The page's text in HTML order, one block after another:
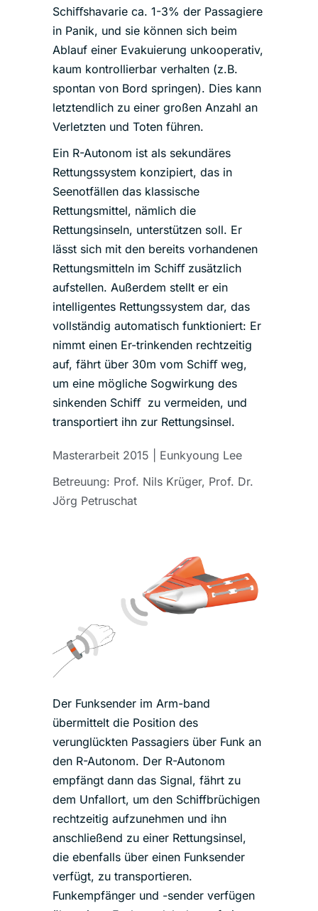
Schiﬀshavarie ca. 1-3% der Passagiere
in Panik, und sie können sich beim
Ablauf einer Evakuierung unkooperativ,
kaum kontrollierbar verhalten (z.B.
spontan von Bord springen). Dies kann
letztendlich zu einer großen Anzahl an
Verletzten und Toten führen.
Ein R-Autonom ist als sekundäres
Rettungssystem konzipiert, das in
Seenotfällen das klassische
Rettungsmittel, nämlich die
Rettungsinseln, unterstützen soll. Er
lässt sich mit den bereits vorhandenen
Rettungsmitteln im Schiﬀ zusätzlich
aufstellen. Außerdem stellt er ein
intelligentes Rettungssystem dar, das
vollständig automatisch funktioniert: Er
nimmt einen Er-trinkenden rechtzeitig
auf, fährt über 30m vom Schiﬀ weg,
um eine mögliche Sogwirkung des
sinkenden Schiﬀ zu vermeiden, und
transportiert ihn zur Rettungsinsel.
Masterarbeit 2015 | Eunkyoung Lee
Betreuung: Prof. Nils Krüger, Prof. Dr.
Jörg Petruschat
Der Funksender im Arm-band
übermittelt die Position des
verunglückten Passagiers über Funk an
den R-Autonom. Der R-Autonom
empfängt dann das Signal, fährt zu
dem Unfallort, um den Schiffbrüchigen
rechtzeitig aufzunehmen und ihn
anschließend zu einer Rettungsinsel,
die ebenfalls über einen Funksender
verfügt, zu transportieren.
Funkempfänger und -sender verfügen